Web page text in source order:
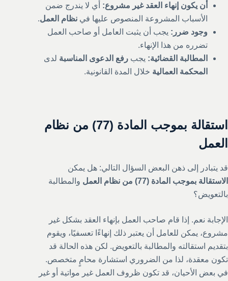
أن يكون إنهاء العقد غير مشروع: أي لا يندرج ضمن
الأسباب المشروعة المنصوص عليها في نظام العمل.
وجود ضرر: يجب أن يثبت العامل أو صاحب العمل
تضرره من هذا الإنهاء.
المطالبة القضائية: يجب رفع الدعوى المناسبة لدى
المحكمة العمالية خلال المدة القانونية.
استقالة بموجب المادة (77) من نظام
العمل
قد يتبادر إلى ذهن البعض السؤال التالي: هل يمكن
الاستقالة بموجب المادة (77) من نظام العمل
والمطالبة
بالتعويض؟
الإجابة نعم. إذا قام صاحب العمل بإنهاء العقد بشكل غير
مشروع، يمكن للعامل أن يعتبر ذلك إنهاءًا تعسفيًا، ويقوم
بتقديم استقالته والمطالبة بالتعويض. لكن هذه الحالة قد
تكون معقدة، لذا من الضروري استشارة محامٍ متخصص.
في بعض الأحيان، قد تكون ظروف العمل غير مواتية أو غير